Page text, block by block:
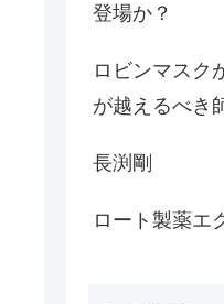
登場か？
ロビンマスク
が越えるべき
長渕剛
ロート製薬エ